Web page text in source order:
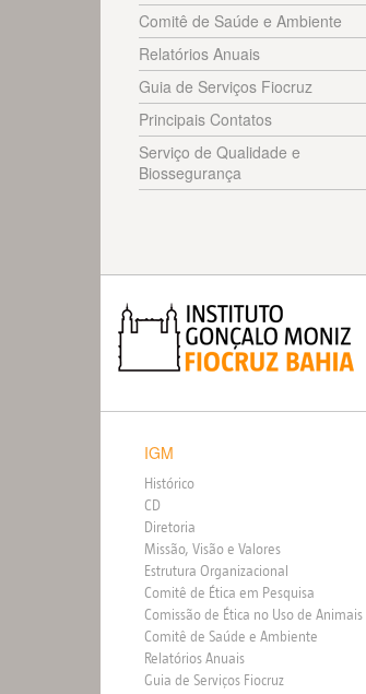
Comitê de Saúde e Ambiente
Relatórios Anuais
Guia de Serviços Fiocruz
Principais Contatos
Serviço de Qualidade e
Biossegurança
IGM
Histórico
CD
Diretoria
Missão, Visão e Valores
Estrutura Organizacional
Comitê de Ética em Pesquisa
Comissão de Ética no Uso de Animais
Comitê de Saúde e Ambiente
Relatórios Anuais
Guia de Serviços Fiocruz